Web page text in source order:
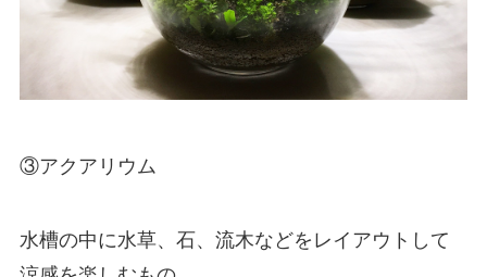
③アクアリウム
水槽の中に水草、石、流木などをレイアウトして